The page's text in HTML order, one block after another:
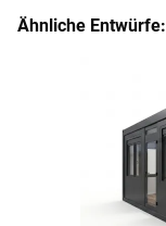
Ähnliche Entwürfe: